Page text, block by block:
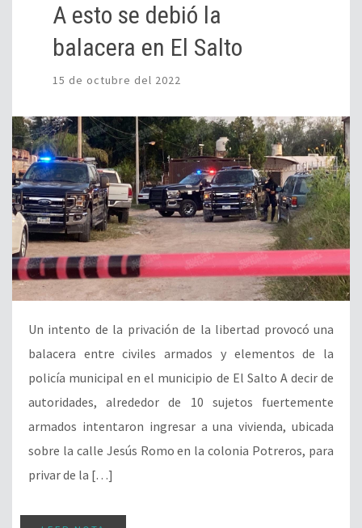
A esto se debió la
balacera en El Salto
15 de octubre del 2022
Un intento de la privación de la libertad provocó una
balacera entre civiles armados y elementos de la
policía municipal en el municipio de El Salto A decir de
autoridades, alrededor de 10 sujetos fuertemente
armados intentaron ingresar a una vivienda, ubicada
sobre la calle Jesús Romo en la colonia Potreros, para
privar de la […]